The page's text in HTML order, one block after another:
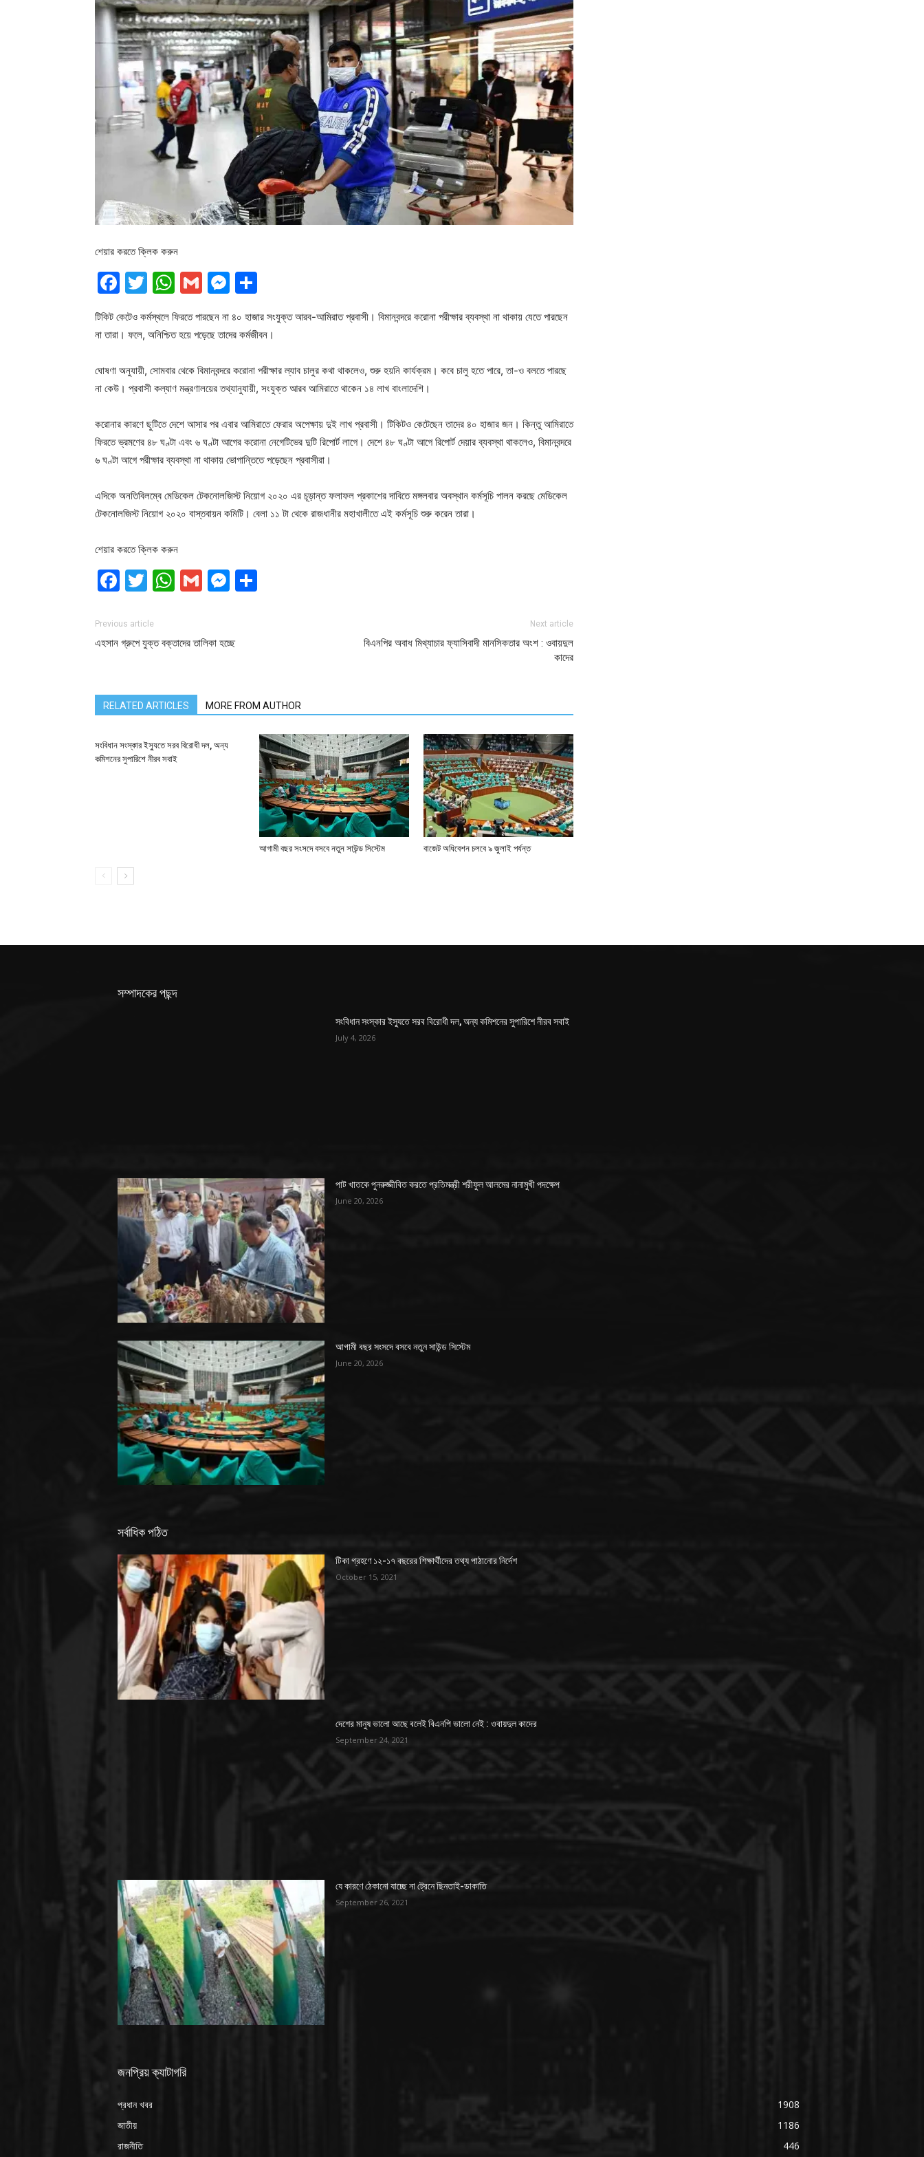
শেয়ার করতে ক্লিক করুন
Facebook
Twitter
WhatsApp
GmailMessenger
টিকিট কেটেও কর্মস্থলে ফিরতে পারছেন না ৪০ হাজার সংযুক্ত আরব-আমিরাত প্রবাসী। বিমানবন্দরে করোনা পরীক্ষার ব্যবস্থা না থাকায় যেতে পারছেন
না তারা। ফলে, অনিশ্চিত হয়ে পড়েছে তাদের কর্মজীবন।
ঘোষণা অনুযায়ী, সোমবার থেকে বিমানবন্দরে করোনা পরীক্ষার ল্যাব চালুর কথা থাকলেও, শুরু হয়নি কার্যক্রম। কবে চালু হতে পারে, তা-ও বলতে পারছে
না কেউ। প্রবাসী কল্যাণ মন্ত্রণালয়ের তথ্যানুযায়ী, সংযুক্ত আরব আমিরাতে থাকেন ১৪ লাখ বাংলাদেশি।
করোনার কারণে ছুটিতে দেশে আসার পর এবার আমিরাতে ফেরার অপেক্ষায় দুই লাখ প্রবাসী। টিকিটও কেটেছেন তাদের ৪০ হাজার জন। কিন্তু আমিরাতে
ফিরতে ভ্রমণের ৪৮ ঘণ্টা এবং ৬ ঘণ্টা আগের করোনা নেগেটিভের দুটি রিপোর্ট লাগে। দেশে ৪৮ ঘণ্টা আগে রিপোর্ট দেয়ার ব্যবস্থা থাকলেও, বিমানবন্দরে
৬ ঘণ্টা আগে পরীক্ষার ব্যবস্থা না থাকায় ভোগান্তিতে পড়েছেন প্রবাসীরা।
এদিকে অনতিবিলম্বে মেডিকেল টেকনোলজিস্ট নিয়োগ ২০২০ এর চূড়ান্ত ফলাফল প্রকাশের দাবিতে মঙ্গলবার অবস্থান কর্মসূচি পালন করছে মেডিকেল
টেকনোলজিস্ট নিয়োগ ২০২০ বাস্তবায়ন কমিটি। বেলা ১১ টা থেকে রাজধানীর মহাখালীতে এই কর্মসূচি শুরু করেন তারা।
শেয়ার করতে ক্লিক করুন
Facebook
Twitter
WhatsApp
GmailMessenger
Previous article
এহসান গ্রুপে যুক্ত বক্তাদের তালিকা হচ্ছে
Next article
বিএনপির অবাধ মিথ্যাচার ফ্যাসিবাদী মানসিকতার অংশ : ওবায়দুল
কাদের
RELATED ARTICLES MORE FROM AUTHOR
সংবিধান সংস্কার ইস্যুতে সরব বিরোধী দল, অন্য
কমিশনের সুপারিশে নীরব সবাই
আগামী বছর সংসদে বসবে নতুন সাউন্ড সিস্টেম বাজেট অধিবেশন চলবে ৯ জুলাই পর্যন্ত
সম্পাদকের পছন্দ
সংবিধান সংস্কার ইস্যুতে সরব বিরোধী দল, অন্য কমিশনের সুপারিশে নীরব সবাই
July 4, 2026
পাট খাতকে পুনরুজ্জীবিত করতে প্রতিমন্ত্রী শরীফুল আলমের নানামুখী পদক্ষেপ
June 20, 2026
আগামী বছর সংসদে বসবে নতুন সাউন্ড সিস্টেম
June 20, 2026
সর্বাধিক পঠিত
টিকা গ্রহণে ১২-১৭ বছরের শিক্ষার্থীদের তথ্য পাঠানোর নির্দেশ
October 15, 2021
দেশের মানুষ ভালো আছে বলেই বিএনপি ভালো নেই : ওবায়দুল কাদের
September 24, 2021
যে কারণে ঠেকানো যাচ্ছে না ট্রেনে ছিনতাই-ডাকাতি
September 26, 2021
জনপ্রিয় ক্যাটাগরি
প্রধান খবর
1908
জাতীয়
1186
রাজনীতি
446